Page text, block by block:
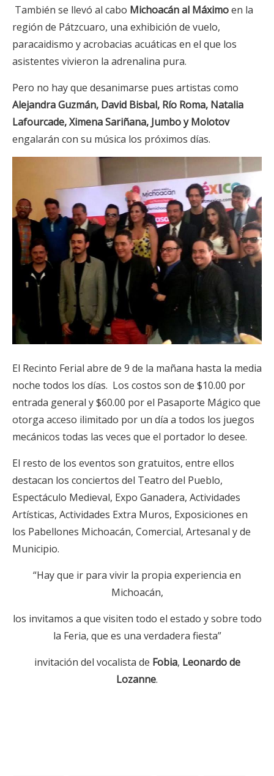
También se llevó al cabo Michoacán al Máximoen la
región de Pátzcuaro, una exhibición de vuelo,
paracaidismo y acrobacias acuáticas en el que los
asistentes vivieron la adrenalina pura.
Pero no hay que desanimarse pues artistas como
Alejandra Guzmán, David Bisbal, Río Roma, Natalia
Lafourcade, Ximena Sariñana, Jumbo y Molotov
engalarán con su música los próximos días.
El Recinto Ferial abre de 9 de la mañana hasta la media
noche todos los días. Los costos son de $10.00 por
entrada general y $60.00 por el Pasaporte Mágico que
otorga acceso ilimitado por un día a todos los juegos
mecánicos todas las veces que el portador lo desee.
El resto de los eventos son gratuitos, entre ellos
destacan los conciertos del Teatro del Pueblo,
Espectáculo Medieval, Expo Ganadera, Actividades
Artísticas, Actividades Extra Muros, Exposiciones en
los Pabellones Michoacán, Comercial, Artesanal y de
Municipio.
“Hay que ir para vivir la propia experiencia en
Michoacán,
los invitamos a que visiten todo el estado y sobre todo
la Feria, que es una verdadera fiesta”
invitación del vocalista de Fobia, Leonardo de
Lozanne.